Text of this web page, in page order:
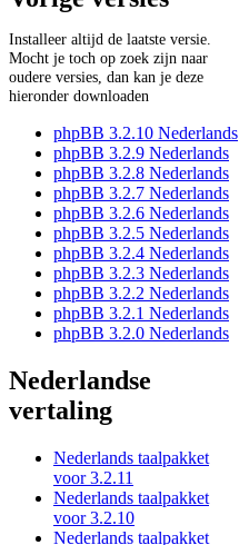
Installeer altijd de laatste versie.
Mocht je toch op zoek zijn naar
oudere versies, dan kan je deze
hieronder downloaden
phpBB 3.2.10 Nederlands
phpBB 3.2.9 Nederlands
phpBB 3.2.8 Nederlands
phpBB 3.2.7 Nederlands
phpBB 3.2.6 Nederlands
phpBB 3.2.5 Nederlands
phpBB 3.2.4 Nederlands
phpBB 3.2.3 Nederlands
phpBB 3.2.2 Nederlands
phpBB 3.2.1 Nederlands
phpBB 3.2.0 Nederlands
Nederlandse
vertaling
Nederlands taalpakket
voor 3.2.11
Nederlands taalpakket
voor 3.2.10
Nederlands taalpakket